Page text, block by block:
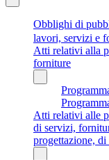
Obblighi di
lavori, servizi e
Atti relativi alla
forniture
Atti relativi alle
di servizi,
progettazione,